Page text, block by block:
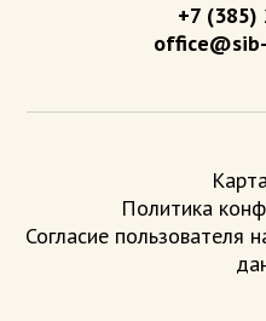
+7
Политика
Согласие пользователя